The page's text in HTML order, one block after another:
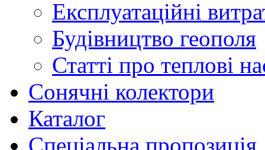
Експлуатаційні
Будівництво геополя
Статті про теплові
Сонячні колектори
Каталог